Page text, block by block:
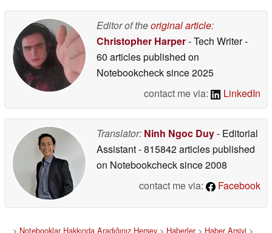
Editor of theoriginal article:
Christopher Harper- Tech Writer-
60 articles published on
Notebookchecksince 2025
contact me via:
LinkedIn
Translator: Ninh Ngoc Duy- Editorial
Assistant- 815842 articles published
on Notebookchecksince 2008
contact me via:
Facebook
> Notebooklar Hakkında Aradığınız Herşey > Haberler> Haber Arşivi >